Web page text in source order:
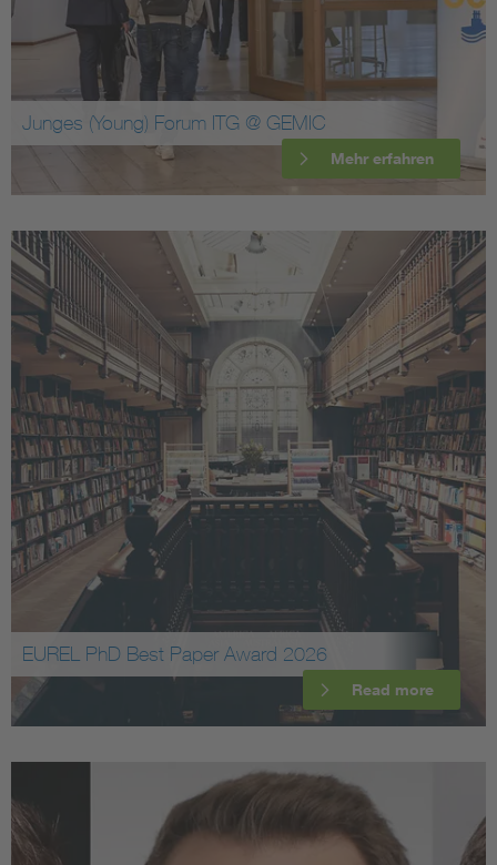
Junges (Young) Forum ITG @ GEMIC
Mehr erfahren
EUREL PhD Best Paper Award 2026
Read more